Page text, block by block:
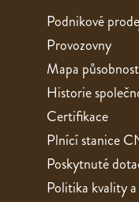
Podnikové
Provozovny
Mapa
Historie
Certifikace
Plnící stanice
Poskytnuté
Politika kvality